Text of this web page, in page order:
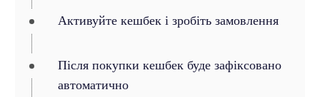
Активуйте кешбек і зробіть замовлення
Після покупки кешбек буде зафіксовано
автоматично